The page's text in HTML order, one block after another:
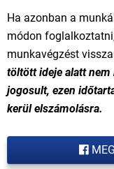
Ha azonban a
módon
munkavégzést
töltött ideje alatt nem
jogosult, ezen
kerül elszámolásra.